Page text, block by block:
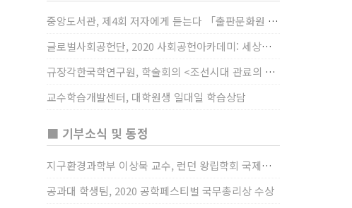
중앙도서관, 제4회 저자에게 듣는다 「출판문화원 저술강연 개최」(12/17)
글로벌사회공헌단, 2020 사회공헌아카데미: 세상을 바꾸는 가슴 따뜻한 나눔(12/23~24)
규장각한국학연구원, 학술회의 <조선시대 관료의 인사> (12/22)
교수학습개발센터, 대학원생 일대일 학습상담
■ 기부소식 및 동정
지구환경과학부 이상묵 교수, 런던 왕립학회 국제장애인의 날 기념 “전 세계 장애가 있는 과학자”에 소개
공과대 학생팀, 2020 공학페스티벌 국무총리상 수상